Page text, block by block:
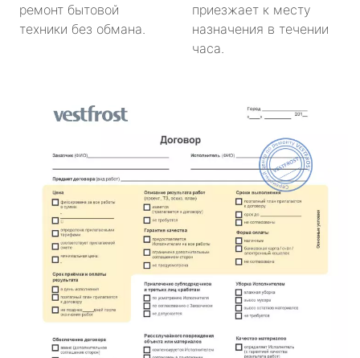
ремонт бытовой
техники без обмана.
приезжает к месту
назначения в течении
часа.